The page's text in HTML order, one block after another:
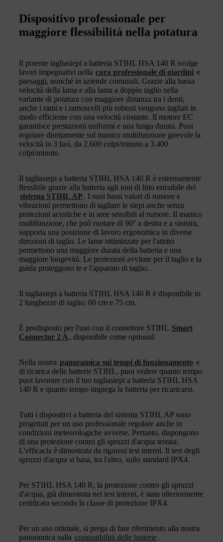
Dispositivo professionale per
maggiore flessibilità nella potatura
Il potente tagliasiepi a batteria STIHL HSA 140 R svolge
lavori impegnativi nella cura professionale di giardini e
paesaggi, nonché in aziende comunali. Grazie alla bassa
velocità della lama e alla lama a doppio taglio nella
variante di potatura con maggiore distanza tra i denti,
anche i rami e i ramoscelli più robusti vengono tagliati in
modo efficiente con una velocità costante. Il motore EC
garantisce prestazioni uniformi e una lunga durata. Puoi
regolare direttamente sul manico multifunzione girevole la
velocità in 3 fasi, da 2.600 colpi/minuto a 3.400
colpi/minuto.
Il tagliasiepi a batteria STIHL HSA 140 R è estremamente
flessibile grazie alla batteria agli ioni di litio estraibile del
sistema STIHL AP . I suoi bassi valori di rumore e
vibrazioni permettono di tagliare le siepi anche senza
protezioni acustiche e in aree sensibili al rumore. Il manico
multifunzione, che può ruotare di 90° a destra e a sinistra,
supporta una posizione di lavoro ergonomica in diverse
direzioni di taglio. Le lame ottimizzate per l'attrito
permettono una maggiore durata della batteria e una
maggiore longevità. Le protezioni avvitate per il taglio e la
guida proteggono te e l'apparato di taglio.
Il tagliasiepi a batteria STIHL HSA 140 R è disponibile in
2 lunghezze di taglio: 60 cm e 75 cm.
È predisposto per l'uso con il connettore STIHL Smart
Connector 2 A , disponibile come optional.
Nella nostra panoramica sui tempi di funzionamento e
di ricarica delle batterie STIHL, puoi vedere quanto tempo
puoi lavorare con il tuo tagliasiepi a batteria STIHL HSA
140 R e quanto tempo impiega la batteria per ricaricarsi.
Tutti i dispositivi a batteria del sistema STIHL AP sono
progettati per un uso professionale regolare anche in
condizioni meteorologiche avverse. Pertanto, dispongono
di una protezione contro gli spruzzi d'acqua testata.
L'efficacia è dimostrata da rigorosi test interni. Il test degli
spruzzi d'acqua si basa, tra l'altro, sullo standard IPX4.
Per STIHL HSA 140 R, la protezione contro gli spruzzi
d'acqua, già dimostrata nei test interni, è stata ulteriormente
certificata secondo la classe di protezione IPX4.
Per un uso ottimale, si prega di fare riferimento alla nostra
panoramica sulla compatibilità delle batterie.